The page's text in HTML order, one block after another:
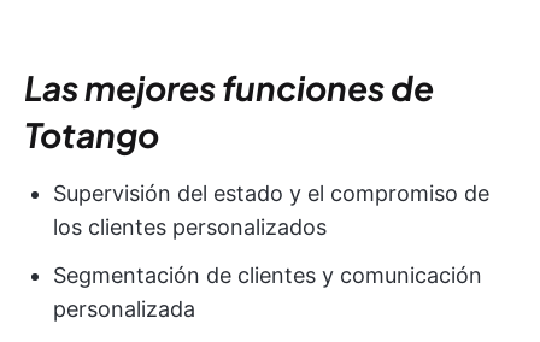
Las mejores funciones de
Totango
Supervisión del estado y el compromiso de
los clientes personalizados
Segmentación de clientes y comunicación
personalizada